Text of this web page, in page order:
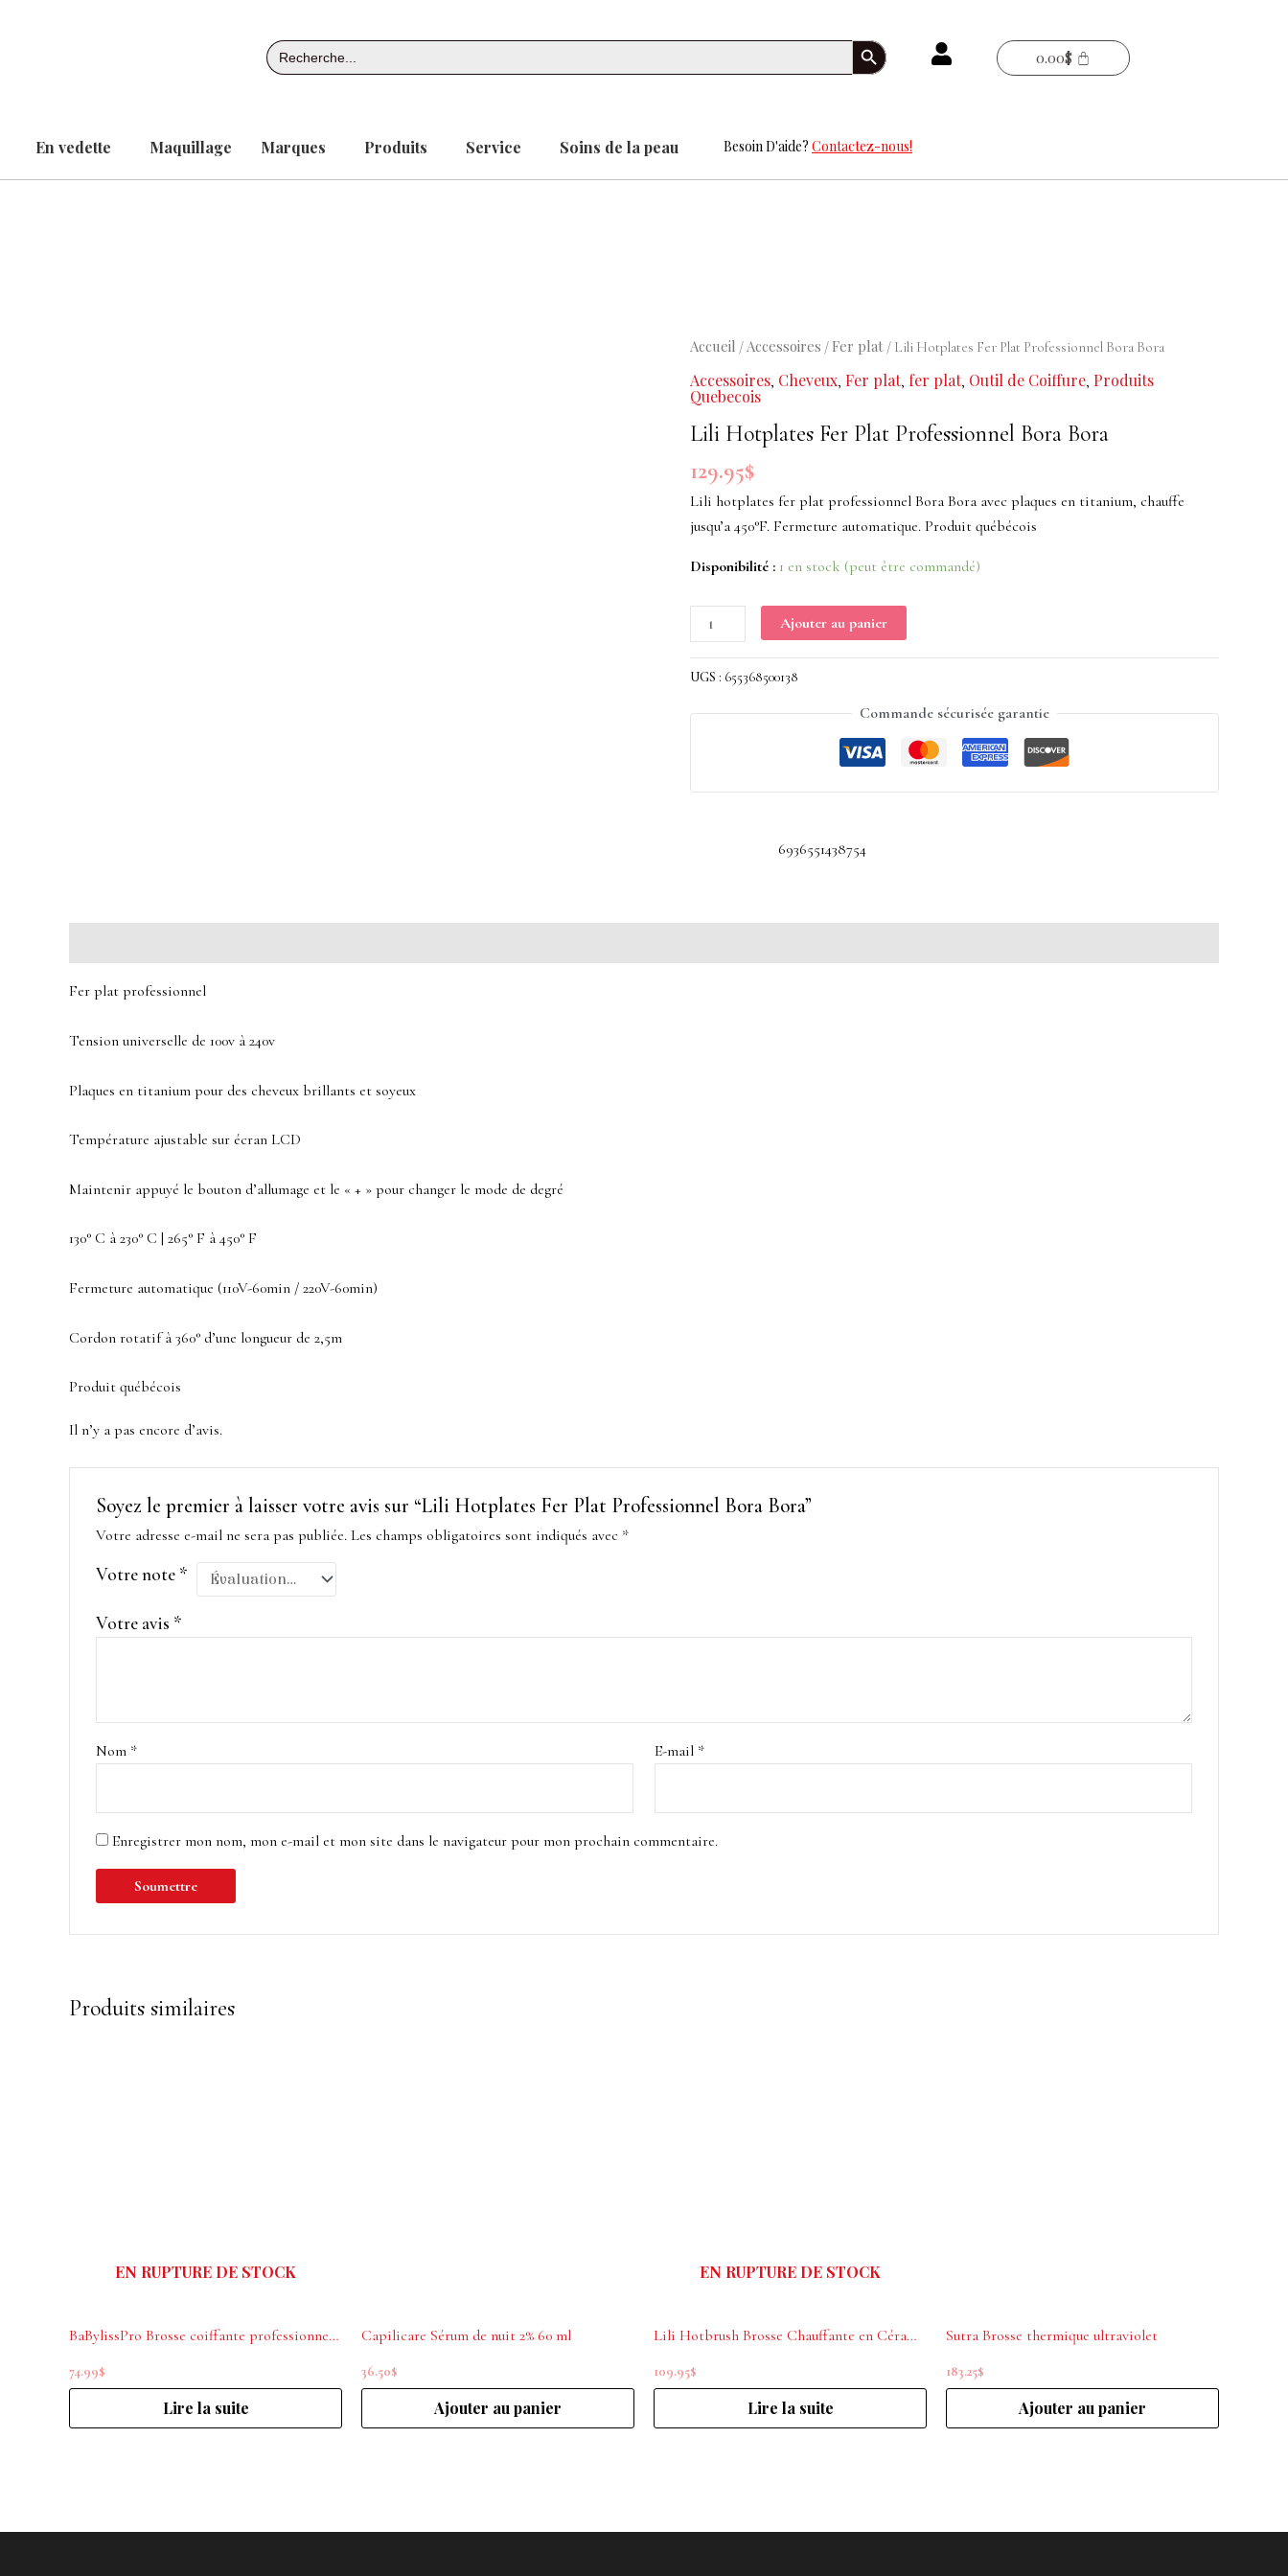
Search
for:
Search Button
0.00$
En vedette Maquillage Marques Produits Service Soins de la peau Besoin D'aide? Contactez-nous!
Accueil / Accessoires /Fer plat / Lili Hotplates Fer Plat Professionnel Bora Bora
Accessoires, Cheveux, Fer plat, fer plat, Outil de Coiffure, Produits
Quebecois
Lili Hotplates Fer Plat Professionnel Bora Bora
129.95$
Lili hotplates fer plat professionnel Bora Bora avec plaques en titanium, chauffe
jusqu’a 450°F. Fermeture automatique. Produit québécois
Disponibilité : 1 en stock (peut être commandé)
quantité
Lili
Hotplates
Fer
Plat
Professionnel
Bora
Ajouter au panier
UGS : 655368500138
Commande sécurisée garantie
6936551438754
Fer plat professionnel
Tension universelle de 100v à 240v
Plaques en titanium pour des cheveux brillants et soyeux
Température ajustable sur écran LCD
Maintenir appuyé le bouton d’allumage et le « + » pour changer le mode de degré
130° C à 230° C | 265° F à 450° F
Fermeture automatique (110V-60min / 220V-60min)
Cordon rotatif à 360° d’une longueur de 2,5m
Produit québécois
Il n’y a pas encore d’avis.
Soyez le premier à laisser votre avis sur “Lili Hotplates Fer Plat Professionnel Bora Bora”
Votre adresse e-mail ne sera pas publiée. Les champs obligatoires sont indiqués avec *
Votre note *
Votre avis *
Nom * E-mail *
Enregistrer mon nom, mon e-mail et mon site dans le navigateur pour mon prochain commentaire.
Produits similaires
EN RUPTURE DE STOCK
BaBylissPro Brosse coiffante professionnelle à air chaud en céramique
74.99$
Lire la suite
Capilicare Sérum de nuit 2% 60 ml
36.50$
Ajouter au panier
EN RUPTURE DE STOCK
Lili Hotbrush Brosse Chauffante en Céramique
109.95$
Lire la suite
Sutra Brosse thermique ultraviolet
183.25$
Ajouter au panier